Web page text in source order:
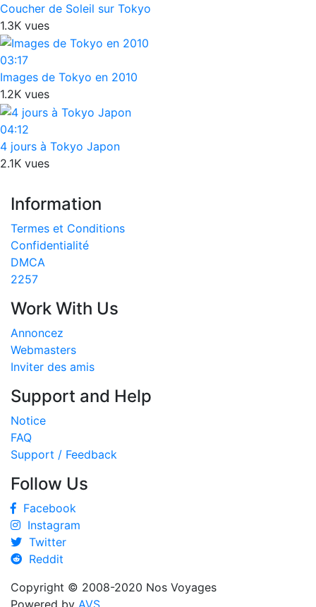
Coucher de Soleil sur Tokyo
1.3K vues
03:17
Images de Tokyo en 2010
1.2K vues
04:12
4 jours à Tokyo Japon
2.1K vues
Information
Termes et Conditions
Confidentialité
DMCA
2257
Work With Us
Annoncez
Webmasters
Inviter des amis
Support and Help
Notice
FAQ
Support / Feedback
Follow Us
Facebook
Instagram
Twitter
Reddit
Copyright © 2008-2020 Nos Voyages